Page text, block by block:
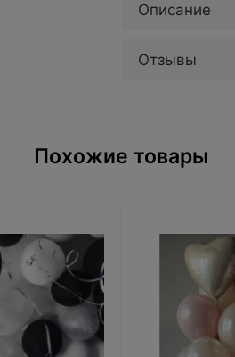
Описание
Отзывы
Похожие товары